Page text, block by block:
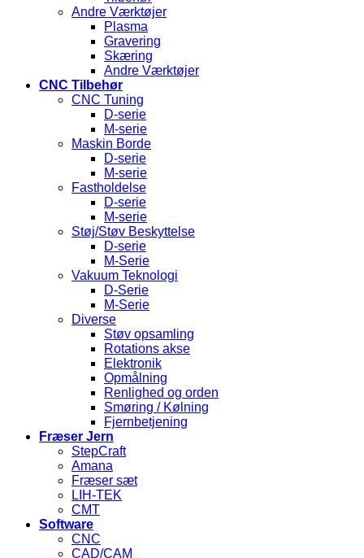
Andre Værktøjer
Plasma
Gravering
Skæring
Andre Værktøjer
CNC Tilbehør
CNC Tuning
D-serie
M-serie
Maskin Borde
D-serie
M-serie
Fastholdelse
D-serie
M-serie
Støj/Støv Beskyttelse
D-serie
M-Serie
Vakuum Teknologi
D-Serie
M-Serie
Diverse
Støv opsamling
Rotations akse
Elektronik
Opmålning
Renlighed og orden
Smøring / Kølning
Fjernbetjening
Fræser Jern
StepCraft
Amana
Fræser sæt
LIH-TEK
CMT
Software
CNC
CAD/CAM